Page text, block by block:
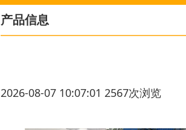
产品信息
2026-08-07 10:07:01 2567次浏览